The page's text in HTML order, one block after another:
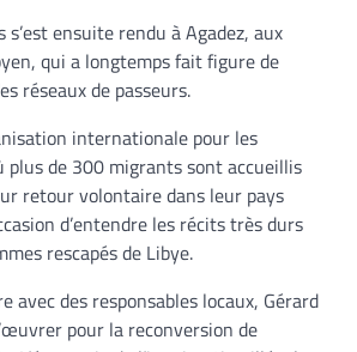
ensuite rendu à Agadez, aux
qui a longtemps fait figure de
réseaux de passeurs.
internationale pour les
plus de 300 migrants sont accueillis
retour volontaire dans leur pays
d’entendre les récits très durs
rescapés de Libye.
avec des responsables locaux, Gérard
pour la reconversion de